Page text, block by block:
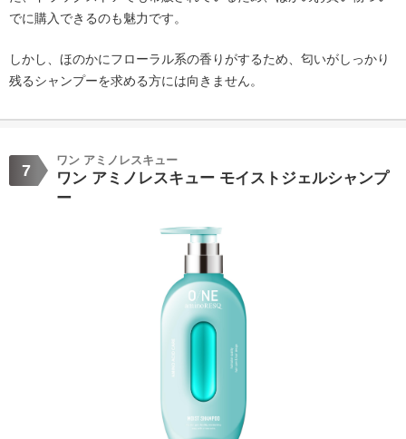
でに購入できるのも魅力です。
しかし、ほのかにフローラル系の香りがするため、匂いがしっかり
残るシャンプーを求める方には向きません。
7
ワン アミノレスキュー
ワン アミノレスキュー モイストジェルシャンプ
ー